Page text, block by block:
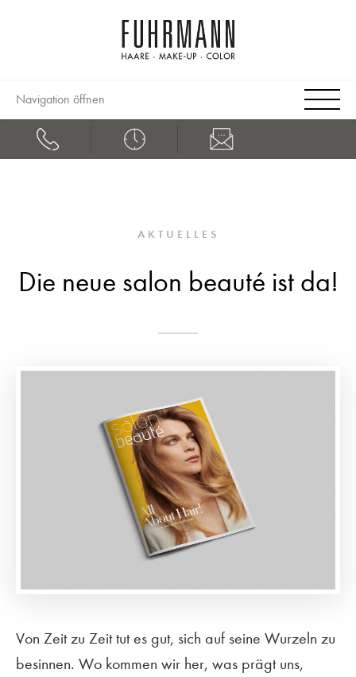
Navigation öffnen
AKTUELLES
Die neue salon beauté ist da!
Von Zeit zu Zeit tut es gut, sich auf seine Wurzeln zu
besinnen. Wo kommen wir her, was prägt uns,